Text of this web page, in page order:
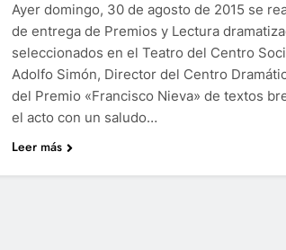
Ayer domingo, 30 de agosto de 2015 se
de entrega de Premios y Lectura
seleccionados en el Teatro del Centro
Adolfo Simón, Director del Centro
del Premio «Francisco Nieva» de textos
el acto con un saludo…
Leer más